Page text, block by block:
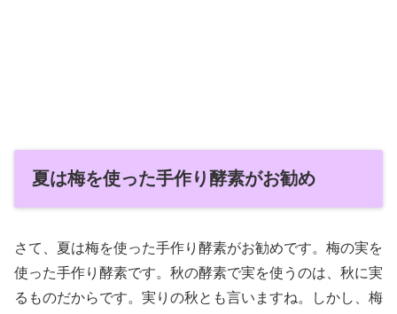
夏は梅を使った手作り酵素がお勧め
さて、夏は梅を使った手作り酵素がお勧めです。梅の実を
使った手作り酵素です。秋の酵素で実を使うのは、秋に実
るものだからです。実りの秋とも言いますね。しかし、梅